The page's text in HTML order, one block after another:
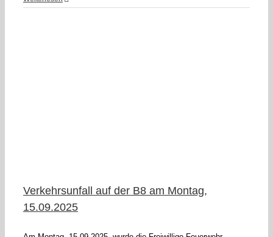
Verkehrsunfall auf der B8 am Montag,
15.09.2025